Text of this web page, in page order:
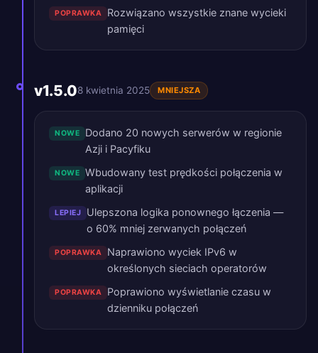
POPRAWKA
Rozwiązano wszystkie znane wycieki
pamięci
v1.5.08 kwietnia 2025 MNIEJSZA
NOWE
Dodano 20 nowych serwerów w regionie
Azji i Pacyfiku
NOWE
Wbudowany test prędkości połączenia w
aplikacji
LEPIEJ
Ulepszona logika ponownego łączenia —
o 60% mniej zerwanych połączeń
POPRAWKA
Naprawiono wyciek IPv6 w
określonych sieciach operatorów
POPRAWKA
Poprawiono wyświetlanie czasu w
dzienniku połączeń